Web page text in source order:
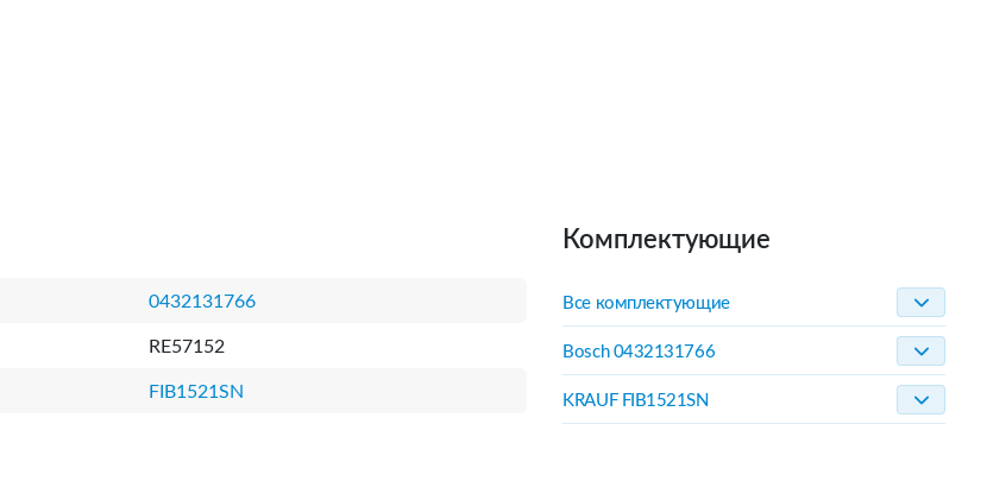
0432131766
RE57152
FIB1521SN
Комплектующие
Все комплектующие
Bosch 0432131766
KRAUF FIB1521SN